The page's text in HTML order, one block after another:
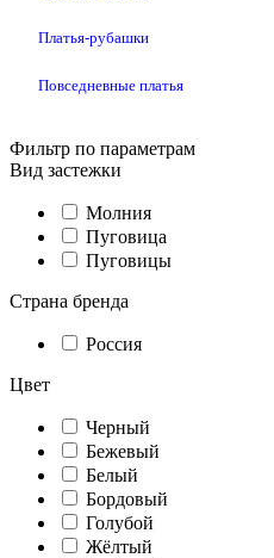
Платья-рубашки
Повседневные платья
Фильтр по параметрам
Вид застежки
Молния
Пуговица
Пуговицы
Страна бренда
Россия
Цвет
Черный
Бежевый
Белый
Бордовый
Голубой
Жёлтый